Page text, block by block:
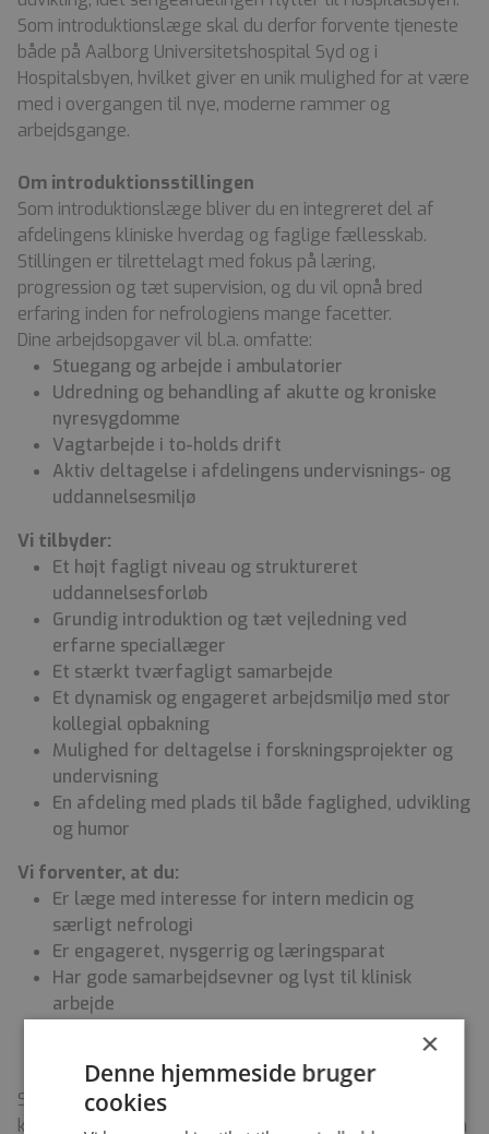
Som introduktionslæge skal du derfor forvente tjeneste
både på Aalborg Universitetshospital Syd og i
Hospitalsbyen, hvilket giver en unik mulighed for at være
med i overgangen til nye, moderne rammer og
arbejdsgange.
Om introduktionsstillingen
Som introduktionslæge bliver du en integreret del af
afdelingens kliniske hverdag og faglige fællesskab.
Stillingen er tilrettelagt med fokus på læring,
progression og tæt supervision, og du vil opnå bred
erfaring inden for nefrologiens mange facetter.
Dine arbejdsopgaver vil bl.a. omfatte:
Stuegang og arbejde i ambulatorier
Udredning og behandling af akutte og kroniske
nyresygdomme
Vagtarbejde i to-holds drift
Aktiv deltagelse i afdelingens undervisnings- og
uddannelsesmiljø
Vi tilbyder:
Et højt fagligt niveau og struktureret
uddannelsesforløb
Grundig introduktion og tæt vejledning ved
erfarne speciallæger
Et stærkt tværfagligt samarbejde
Et dynamisk og engageret arbejdsmiljø med stor
kollegial opbakning
Mulighed for deltagelse i forskningsprojekter og
undervisning
En afdeling med plads til både faglighed, udvikling
og humor
Vi forventer, at du:
Er læge med interesse for intern medicin og
særligt nefrologi
Er engageret, nysgerrig og læringsparat
Har gode samarbejdsevner og lyst til klinisk
arbejde
Stillingen giver mulighed for at opnå kompetencer, der
kvalificerer til videre uddannelse inden for intern medicin
×
Denne hjemmeside bruger
cookies